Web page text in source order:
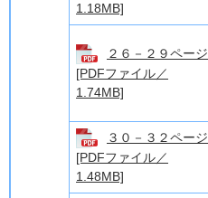
1.18MB]
２６－２９ページ
[PDFファイル／
1.74MB]
３０－３２ページ
[PDFファイル／
1.48MB]